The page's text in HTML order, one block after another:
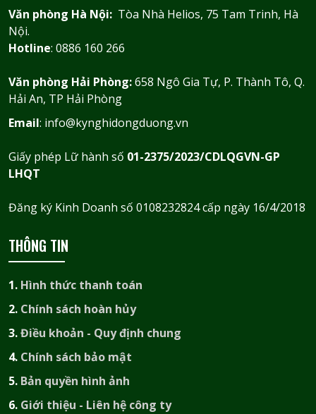
Văn phòng Hà Nội: Tòa Nhà Helios, 75 Tam Trinh, Hà
Nội.
Hotline: 0886 160 266
Văn phòng Hải Phòng:658 Ngô Gia Tự, P. Thành Tô, Q.
Hải An, TP Hải Phòng
Email: info@kynghidongduong.vn
Giấy phép Lữ hành số 01-2375/2023/CDLQGVN-GP
LHQT
Đăng ký Kinh Doanh số 0108232824 cấp ngày 16/4/2018
THÔNG TIN
1. Hình thức thanh toán
2. Chính sách hoàn hủy
3.Điều khoản - Quy định chung
4. Chính sách bảo mật
5. Bản quyền hình ảnh
6. Giới thiệu - Liên hệ công ty